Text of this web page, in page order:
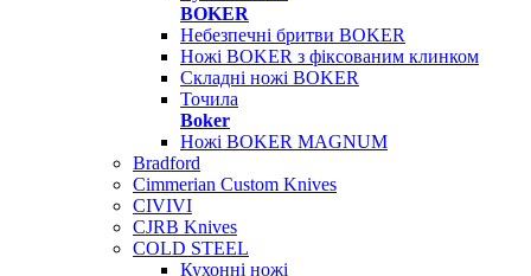
BOKER
Небезпечні бритви BOKER
Ножі BOKER з фіксованим клинком
Складні ножі BOKER
Точила
Boker
Ножі BOKER MAGNUM
Bradford
Cimmerian Custom Knives
CIVIVI
CJRB Knives
COLD STEEL
Кухонні ножі